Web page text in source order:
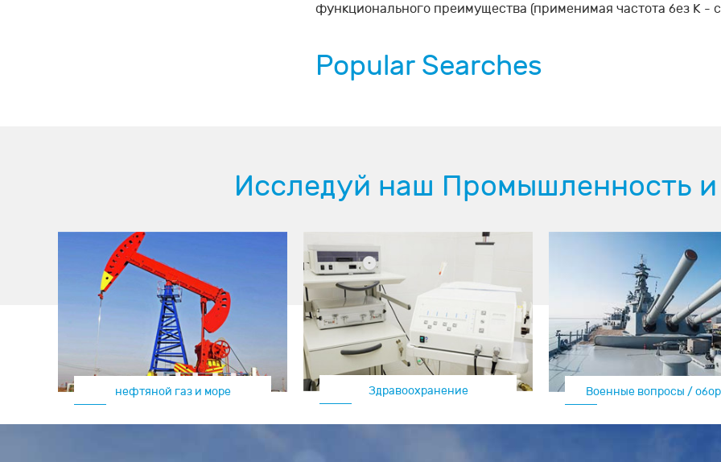
функционального преимущества (применимая частота без K -
Popular Searches
Исследуй наш Промышленность
нефтяной газ и море Здравоохранение Военные вопросы /
машина